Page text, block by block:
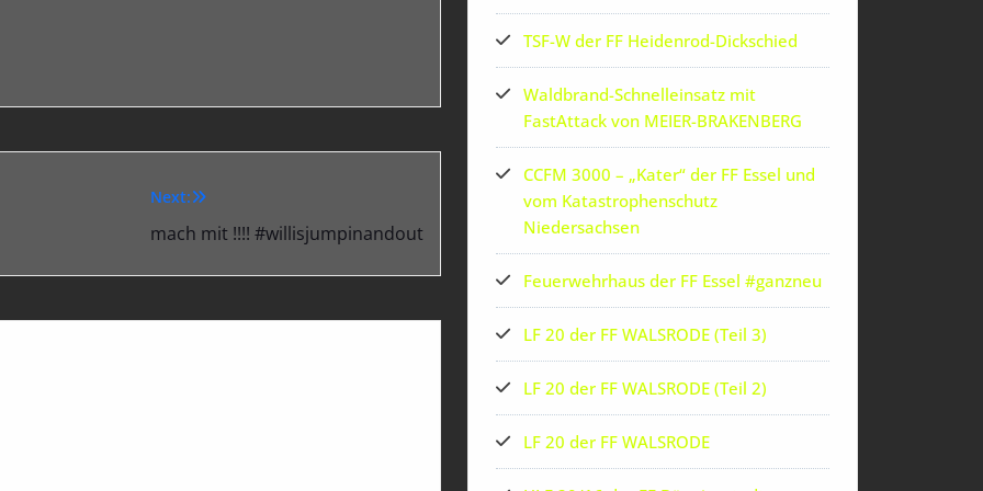
Next:
mach mit !!!! #willisjumpinandout
TSF-W der FF Heidenrod-Dickschied
Waldbrand-Schnelleinsatz mit
FastAttack von MEIER-BRAKENBERG
CCFM 3000 – „Kater“ der FF Essel und
vom Katastrophenschutz
Niedersachsen
Feuerwehrhaus der FF Essel #ganzneu
LF 20 der FF WALSRODE (Teil 3)
LF 20 der FF WALSRODE (Teil 2)
LF 20 der FF WALSRODE